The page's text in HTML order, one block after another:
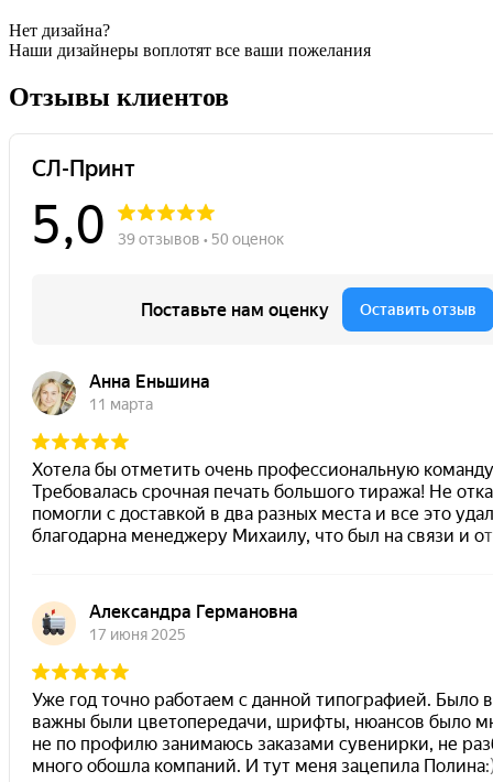
Наклейки
Плакаты
Календари-домики
Обечайки и шуберы
Листовки
Каталоги на скобе
Блокноты
Календари настенные
Нет дизайна?
Наши дизайнеры воплотят все ваши пожелания
Отзывы клиентов